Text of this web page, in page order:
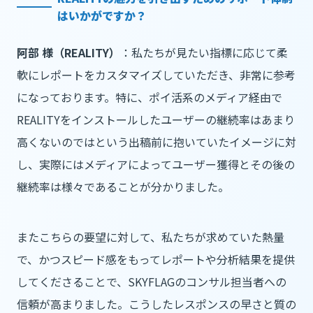
はいかがですか？
阿部 様（REALITY）
：私たちが見たい指標に応じて柔
軟にレポートをカスタマイズしていただき、非常に参考
になっております。特に、ポイ活系のメディア経由で
REALITYをインストールしたユーザーの継続率はあまり
高くないのではという出稿前に抱いていたイメージに対
し、実際にはメディアによってユーザー獲得とその後の
継続率は様々であることが分かりました。
またこちらの要望に対して、私たちが求めていた熱量
で、かつスピード感をもってレポートや分析結果を提供
してくださることで、SKYFLAGのコンサル担当者への
信頼が高まりました。こうしたレスポンスの早さと質の